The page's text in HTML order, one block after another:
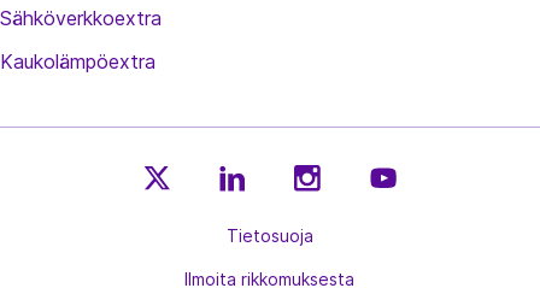
Sähköverkkoextra
Kaukolämpöextra
e
n
e
Tietosuoja
Ilmoita rikkomuksesta